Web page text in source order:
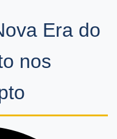
Era do
nos